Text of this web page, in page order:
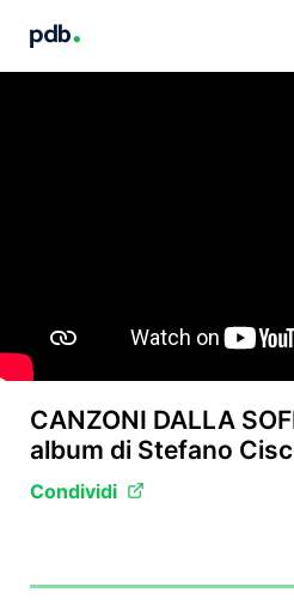
CANZONI DALLA
album di Stefano
Condividi